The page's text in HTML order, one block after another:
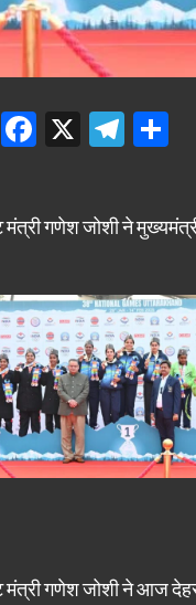
WhatsApp
Facebook
X
गणेश जोशी ने
गणेश जोशी ने आज